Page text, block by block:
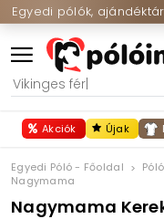
Egyedi pólók,
Akciók Újak
Egyedi Póló - Főoldal
Nagymama
Nagymama